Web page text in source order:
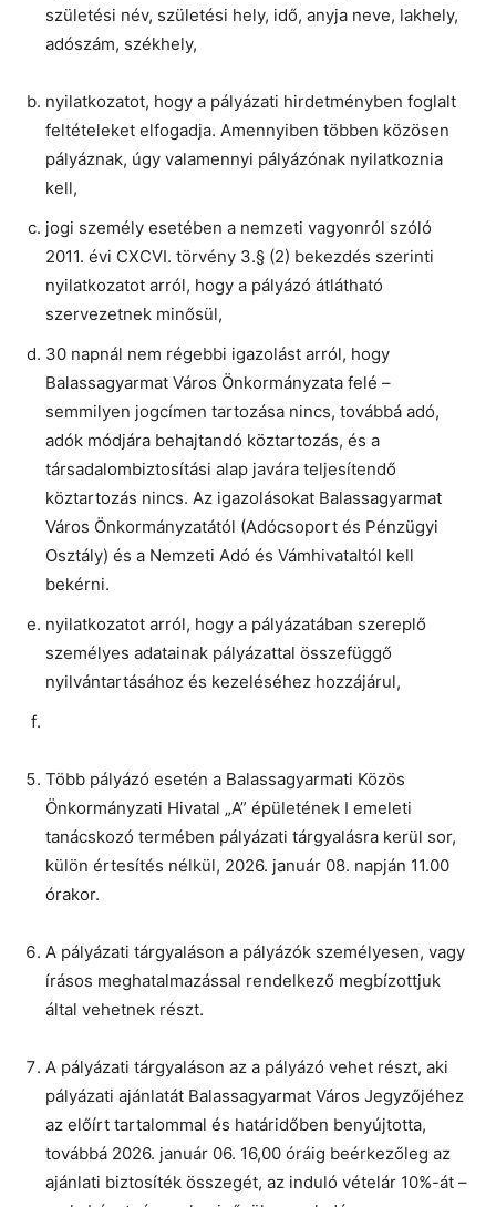
születési név, születési hely, idő, anyja neve, lakhely,
adószám, székhely,
nyilatkozatot, hogy a pályázati hirdetményben foglalt
feltételeket elfogadja. Amennyiben többen közösen
pályáznak, úgy valamennyi pályázónak nyilatkoznia
kell,
jogi személy esetében a nemzeti vagyonról szóló
2011. évi CXCVI. törvény 3.§ (2) bekezdés szerinti
nyilatkozatot arról, hogy a pályázó átlátható
szervezetnek minősül,
30 napnál nem régebbi igazolást arról, hogy
Balassagyarmat Város Önkormányzata felé –
semmilyen jogcímen tartozása nincs, továbbá adó,
adók módjára behajtandó köztartozás, és a
társadalombiztosítási alap javára teljesítendő
köztartozás nincs. Az igazolásokat Balassagyarmat
Város Önkormányzatától (Adócsoport és Pénzügyi
Osztály) és a Nemzeti Adó és Vámhivataltól kell
bekérni.
nyilatkozatot arról, hogy a pályázatában szereplő
személyes adatainak pályázattal összefüggő
nyilvántartásához és kezeléséhez hozzájárul,
Több pályázó esetén a Balassagyarmati Közös
Önkormányzati Hivatal „A” épületének I emeleti
tanácskozó termében pályázati tárgyalásra kerül sor,
külön értesítés nélkül, 2026. január 08. napján 11.00
órakor.
A pályázati tárgyaláson a pályázók személyesen, vagy
írásos meghatalmazással rendelkező megbízottjuk
által vehetnek részt.
A pályázati tárgyaláson az a pályázó vehet részt, aki
pályázati ajánlatát Balassagyarmat Város Jegyzőjéhez
az előírt tartalommal és határidőben benyújtotta,
továbbá 2026. január 06. 16,00 óráig beérkezőleg az
ajánlati biztosíték összegét, az induló vételár 10%-át –